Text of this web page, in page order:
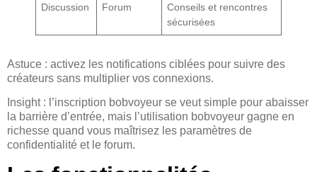
Discussion Forum
Conseils et rencontres
sécurisées
Astuce : activez les notifications ciblées pour suivre des
créateurs sans multiplier vos connexions.
Insight : l’inscription bobvoyeur se veut simple pour abaisser
la barrière d’entrée, mais l’utilisation bobvoyeur gagne en
richesse quand vous maîtrisez les paramètres de
confidentialité et le forum.